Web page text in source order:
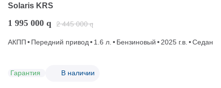
Solaris KRS
1 995 000 q 2 445 000 q
АКПП Передний привод 1.6 л. Бензиновый 2025 г.в. Седан
Гарантия В наличии